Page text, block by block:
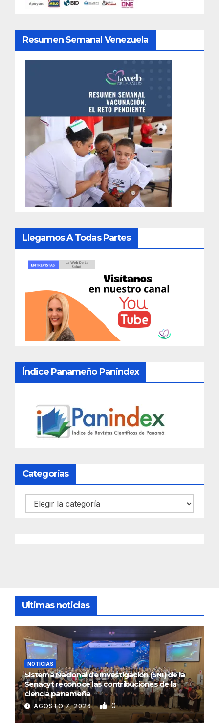
Resumen Semanal Venezuela
Llegamos A Todas Partes
Índice Panameño Panindex
Categorías
Categorías
Ultimas noticias
NOTICIAS
Sistema Nacional de Investigación (SNI) de la
Senacyt reconoce las contribuciones de la
ciencia panameña
AGOSTO 7, 2026 0